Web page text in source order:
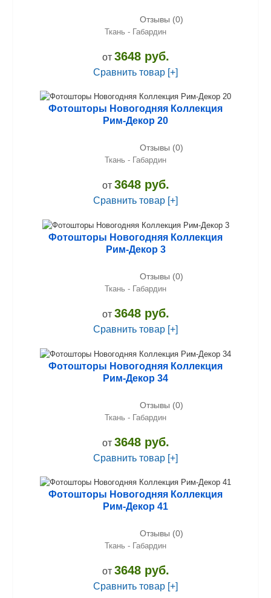
Отзывы (0)
Ткань - Габардин
от 3648 руб.
Сравнить товар [+]
Фотошторы Новогодняя Коллекция
Рим-Декор 20
Отзывы (0)
Ткань - Габардин
от 3648 руб.
Сравнить товар [+]
Фотошторы Новогодняя Коллекция
Рим-Декор 3
Отзывы (0)
Ткань - Габардин
от 3648 руб.
Сравнить товар [+]
Фотошторы Новогодняя Коллекция
Рим-Декор 34
Отзывы (0)
Ткань - Габардин
от 3648 руб.
Сравнить товар [+]
Фотошторы Новогодняя Коллекция
Рим-Декор 41
Отзывы (0)
Ткань - Габардин
от 3648 руб.
Сравнить товар [+]